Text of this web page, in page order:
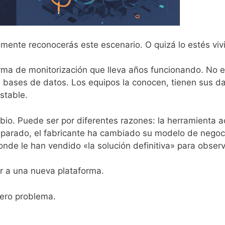
reconocerás este escenario. O quizá lo estés
de monitorización que lleva años funcionando. No
de datos. Los equipos la conocen, tienen sus
Puede ser por diferentes razones: la herramienta
el fabricante ha cambiado su modelo de
le han vendido «la solución definitiva» para
a una nueva plataforma.
problema.